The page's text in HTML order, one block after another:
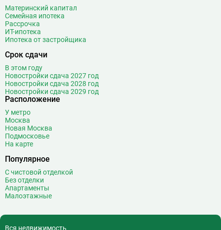
Достоевская
Дубровка
Ж Жулебино
З Зюзино
Зябликово
И Измайловская
К Калужская
Каширская
Китай-город
Кленовый бульвар
Кожуховская
Коломенская
Материнский капитал
Семейная ипотека
Рассрочка
ИТ-ипотека
Ипотека от застройщика
Срок сдачи
В этом году
Новостройки сдача 2027 год
Новостройки сдача 2028 год
Новостройки сдача 2029 год
Расположение
У метро
Москва
Новая Москва
Подмосковье
На карте
Популярное
С чистовой отделкой
Без отделки
Апартаменты
Малоэтажные
Вся недвижимость